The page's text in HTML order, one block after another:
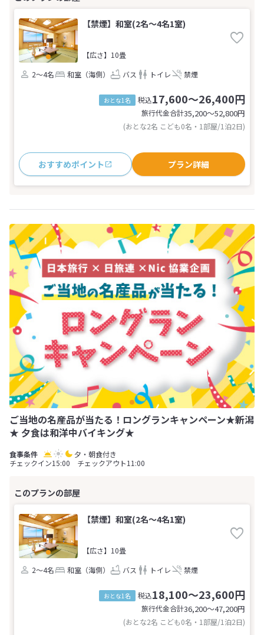
【禁煙】和室(2名～4名1室)
【広さ】10畳
2～4名
和室（海側） バス トイレ 禁煙
おとな1名 税込17,600～26,400円
旅行代金合計35,200〜52,800円
(おとな2名 こども0名・1部屋/1泊2日)
おすすめポイント プラン詳細
ご当地の名産品が当たる！ロングランキャンペーン★新潟
★ 夕食は和洋中バイキング★
夕・朝食付き
チェックイン15:00 チェックアウト11:00
【禁煙】和室(2名～4名1室)
【広さ】10畳
2～4名
和室（海側） バス トイレ 禁煙
おとな1名 税込18,100～23,600円
旅行代金合計36,200〜47,200円
(おとな2名 こども0名・1部屋/1泊2日)